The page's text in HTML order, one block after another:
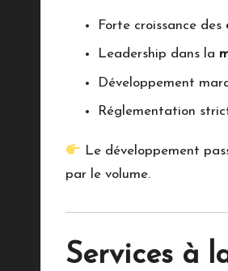
Forte croissance des
Leadership dans la
Développement
Réglementation
Le développement
par le volume.
Services à